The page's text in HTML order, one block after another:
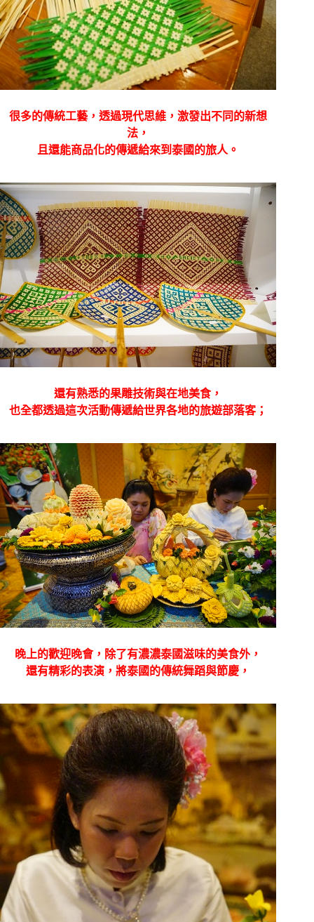
很多的傳統工藝，透過現代思維，激發出不同的新想
法，
且還能商品化的傳遞給來到泰國的旅人。
還有熟悉的果雕技術與在地美食，
也全都透過這次活動傳遞給世界各地的旅遊部落客；
晚上的歡迎晚會，除了有濃濃泰國滋味的美食外，
還有精彩的表演，將泰國的傳統舞蹈與節慶，